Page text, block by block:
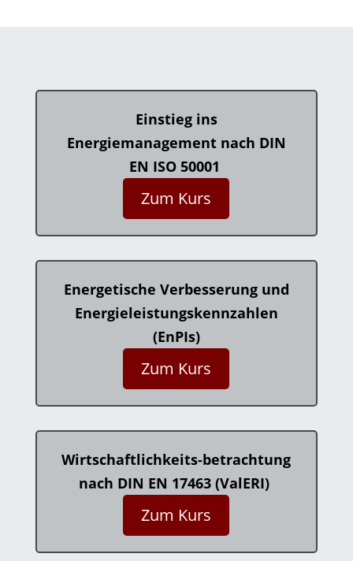
Einstieg ins
Energiemanagement nach DIN
EN ISO 50001
Zum Kurs
Energetische Verbesserung und
Energieleistungskennzahlen
(EnPIs)
Zum Kurs
Wirtschaftlichkeits-betrachtung
nach DIN EN 17463 (ValERI)
Zum Kurs